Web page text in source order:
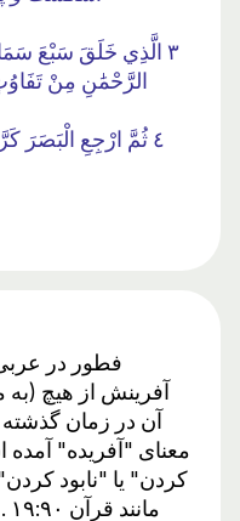
٣ الَّذِي خَلَقَ سَبْعَ
الرَّحْمَٰنِ مِنْ
٤ ثُمَّ ارْجِعِ الْبَصَرَ
فطور در
آفرینش از هیچ
معنای "آفریده"
کردن" یا "نابود